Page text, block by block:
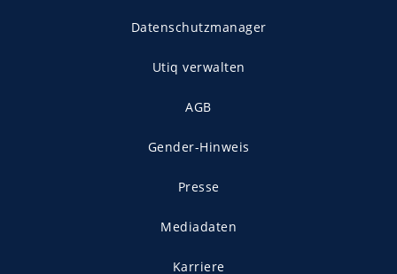
Datenschutzmanager
Utiq verwalten
AGB
Gender-Hinweis
Presse
Mediadaten
Karriere